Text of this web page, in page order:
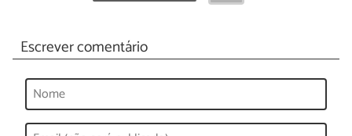
Escrever comentário